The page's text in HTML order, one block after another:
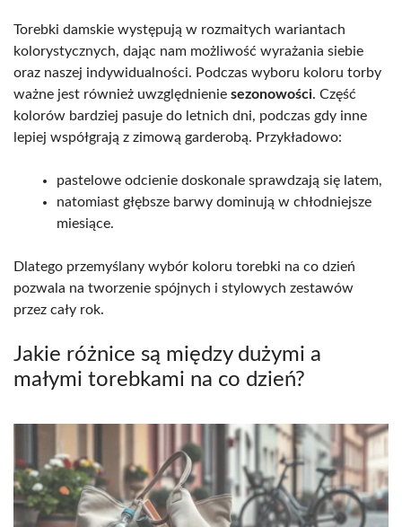
Torebki damskie występują w rozmaitych wariantach
kolorystycznych, dając nam możliwość wyrażania siebie
oraz naszej indywidualności. Podczas wyboru koloru torby
ważne jest również uwzględnienie sezonowości. Część
kolorów bardziej pasuje do letnich dni, podczas gdy inne
lepiej współgrają z zimową garderobą. Przykładowo:
pastelowe odcienie doskonale sprawdzają się latem,
natomiast głębsze barwy dominują w chłodniejsze
miesiące.
Dlatego przemyślany wybór koloru torebki na co dzień
pozwala na tworzenie spójnych i stylowych zestawów
przez cały rok.
Jakie różnice są między dużymi a
małymi torebkami na co dzień?